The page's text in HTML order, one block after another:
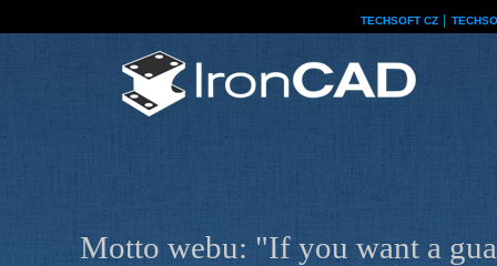
TECHSOFT CZ
Motto webu: "If you want a